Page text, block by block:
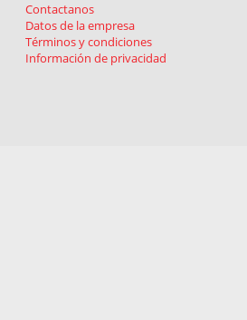
Contactanos
Datos de la empresa
Términos y condiciones
Información de privacidad